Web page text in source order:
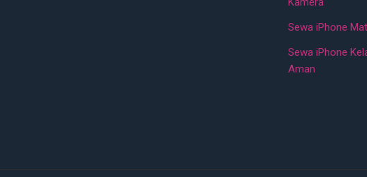
Sewa iPhone
Sewa iPhone
Aman